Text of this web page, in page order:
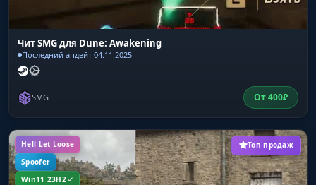
Чит SMG для Dune: Awakening
Последний апдейт 04.11.2025
SMG От400₽
Hell Let Loose
Spoofer
Win11 23H2
Топ продаж